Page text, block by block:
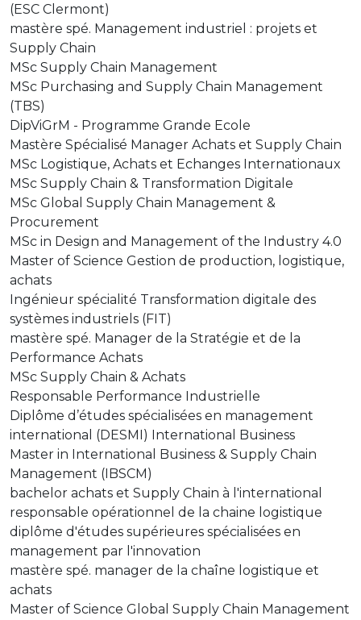
(ESC Clermont)
mastère spé. Management industriel : projets et
Supply Chain
MSc Supply Chain Management
MSc Purchasing and Supply Chain Management
(TBS)
DipViGrM - Programme Grande Ecole
Mastère Spécialisé Manager Achats et Supply Chain
MSc Logistique, Achats et Echanges Internationaux
MSc Supply Chain & Transformation Digitale
MSc Global Supply Chain Management &
Procurement
MSc in Design and Management of the Industry 4.0
Master of Science Gestion de production, logistique,
achats
Ingénieur spécialité Transformation digitale des
systèmes industriels (FIT)
mastère spé. Manager de la Stratégie et de la
Performance Achats
MSc Supply Chain & Achats
Responsable Performance Industrielle
Diplôme d’études spécialisées en management
international (DESMI) International Business
Master in International Business & Supply Chain
Management (IBSCM)
bachelor achats et Supply Chain à l'international
responsable opérationnel de la chaine logistique
diplôme d'études supérieures spécialisées en
management par l'innovation
mastère spé. manager de la chaîne logistique et
achats
Master of Science Global Supply Chain Management